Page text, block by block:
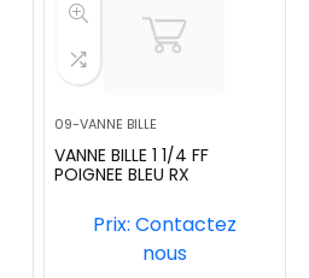
09-VANNE BILLE
VANNE BILLE 1 1/4 FF
POIGNEE BLEU RX
Prix: Contactez
nous